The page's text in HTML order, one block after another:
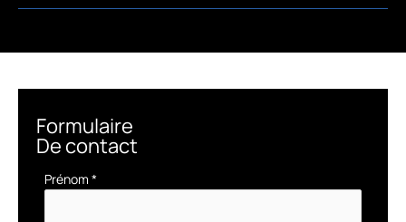
Formulaire
De contact
Formulaire
Prénom *